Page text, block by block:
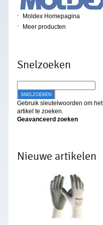
Moldex Homepagina
Meer producten
Snelzoeken
SNELZOEKEN
Gebruik sleutelwoorden om het
artikel te zoeken.
Geavanceerd zoeken
Nieuwe artikelen